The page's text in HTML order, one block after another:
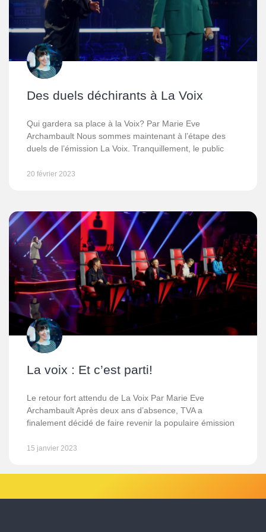
Des duels déchirants à La Voix
Qui gardera sa place à la Voix? Par Marie Eve
Archambault Nous sommes maintenant à l’étape des
duels de l’émission La Voix. Tranquillement, le public
20 février 2023
La voix : Et c’est parti!
Le retour fort attendu de La Voix Par Marie Eve
Archambault Après deux ans d’absence, TVA a
finalement décidé de faire revenir la populaire émission
15 janvier 2023